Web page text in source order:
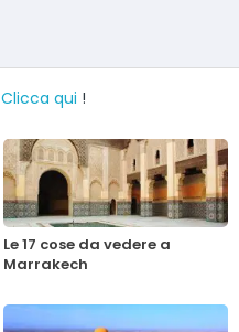
Clicca qui !
Le 17 cose da vedere a
Marrakech